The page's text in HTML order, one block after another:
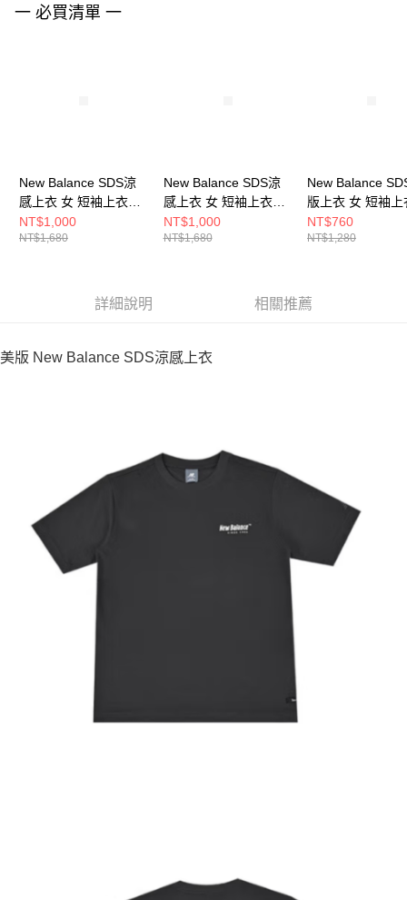
４．使用「AFTEE先享後付」時，將依據個別帳號之用戶狀況，依本公司即
一 必買清單 一
New Balance SDS涼
感上衣 女 短袖上衣
NEF29632ORG-F
NT$1,000
NT$1,680
New Balance SDS涼
感上衣 女 短袖上衣
NEF29772LGR-F
NT$1,000
NT$1,680
New Balance
版上衣 女 短袖上
AWT53305EAS-F
NT$760
NT$1,280
詳細說明 相關推薦
美版 New Balance SDS涼感上衣